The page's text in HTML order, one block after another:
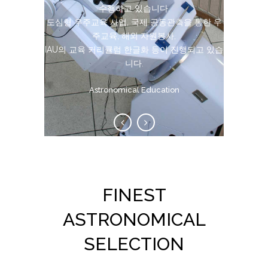
수행하고 있습니다.
도심형 우주교육 사업, 국제 공동관측을 통한 우
주교육, 해외 자원봉사,
IAU의 교육 커리큘럼 한글화 등이 진행되고 있습
니다.
Astronomical Education
까지 하드웨어와 소프트웨어가 균형을 이루는
완전한 한국형 망원경을 제작하고 이를 통해 학
술적 결과를 도출하고 있습니다.
Manufacturing Telescope
FINEST
ASTRONOMICAL
SELECTION